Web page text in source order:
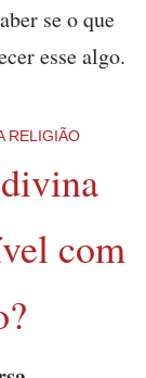
se o que
esse algo.
RELIGIÃO
com